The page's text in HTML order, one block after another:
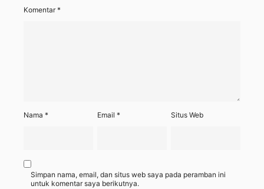
Komentar*
Nama * Email* Situs Web
Simpan nama, email, dan situs web saya pada peramban ini
untuk komentar saya berikutnya.